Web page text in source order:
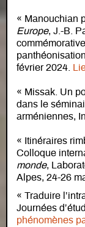
« Manouchian
Europe, J.-B.
commémorative
février 2024.
« Missak. Un
dans le
arméniennes,
« Itinéraires
Colloque
monde,
Alpes, 24-26
« Traduire
Journées
phénomènes